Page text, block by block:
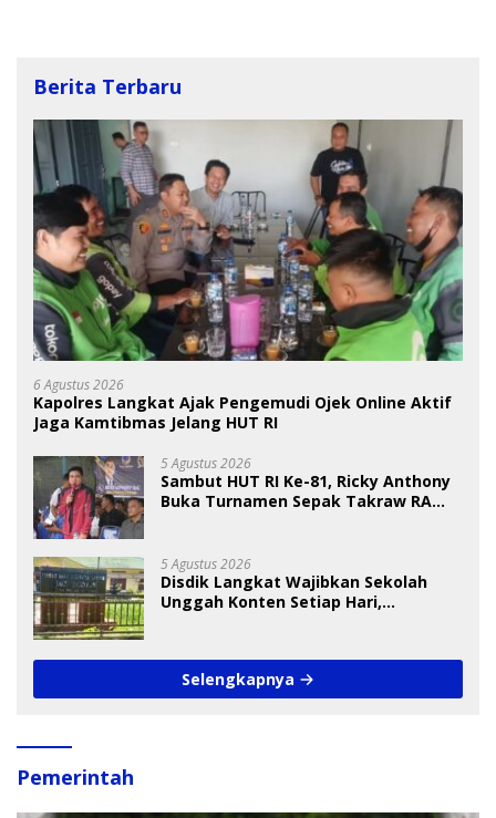
Berita Terbaru
6 Agustus 2026
Kapolres Langkat Ajak Pengemudi Ojek Online Aktif
Jaga Kamtibmas Jelang HUT RI
5 Agustus 2026
Sambut HUT RI Ke-81, Ricky Anthony
Buka Turnamen Sepak Takraw RA
5 Agustus 2026
Disdik Langkat Wajibkan Sekolah
Unggah Konten Setiap Hari,
Selengkapnya
Pemerintah